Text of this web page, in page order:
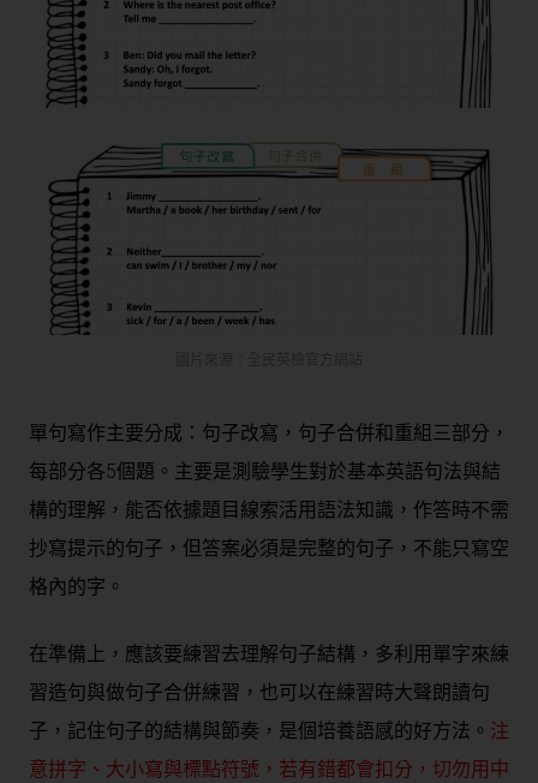
單句寫作主要分成：句子改寫，句子合併和重組三部分，
每部分各5個題。主要是測驗學生對於基本英語句法與結
構的理解，能否依據題目線索活用語法知識，作答時不需
抄寫提示的句子，但答案必須是完整的句子，不能只寫空
格內的字。
在準備上，應該要練習去理解句子結構，多利用單字來練
習造句與做句子合併練習，也可以在練習時大聲朗讀句
子，記住句子的結構與節奏，是個培養語感的好方法。 注
意拼字、大小寫與標點符號，若有錯都會扣分，切勿用中